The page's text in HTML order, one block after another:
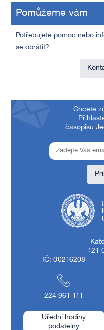
Pomůžeme vám
Potřebujete pomoc nebo
se obrátit?
Chcete
časopisu
121
IČ: 00216208
224 961 111
Úřední hodiny
podatelny